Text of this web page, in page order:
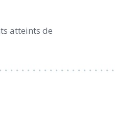
atteints de